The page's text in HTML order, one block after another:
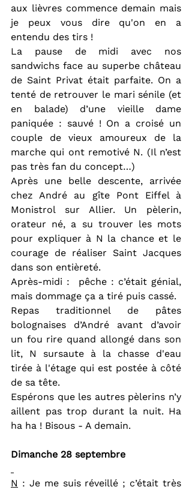
aux lièvres commence demain mais
je peux vous dire qu'on en a
entendu des tirs !
La pause de midi avec nos
sandwichs face au superbe château
de Saint Privat était parfaite. On a
tenté de retrouver le mari sénile (et
en balade) d’une vieille dame
paniquée : sauvé ! On a croisé un
couple de vieux amoureux de la
marche qui ont remotivé N. (Il n’est
pas très fan du concept…)
Après une belle descente, arrivée
chez André au gîte Pont Eiffel à
Monistrol sur Allier. Un pèlerin,
orateur né, a su trouver les mots
pour expliquer à N la chance et le
courage de réaliser Saint Jacques
dans son entièreté.
Après-midi :  pêche : c’était génial,
mais dommage ça a tiré puis cassé.
Repas traditionnel de pâtes
bolognaises d’André avant d’avoir
un fou rire quand allongé dans son
lit, N sursaute à la chasse d'eau
tirée à l'étage qui est postée à côté
de sa tête.
Espérons que les autres pèlerins n’y
aillent pas trop durant la nuit. Ha
ha ha ! Bisous - A demain.
Dimanche 28 septembre
N : Je me suis réveillé ; c’était très